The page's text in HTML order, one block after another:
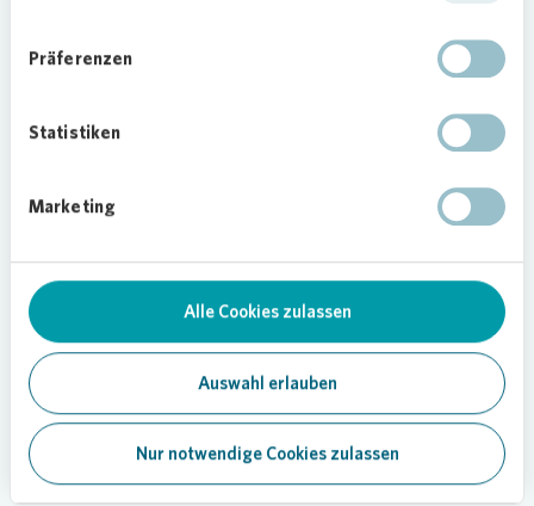
Präferenzen
Statistiken
Marketing
Alle Cookies zulassen
Auswahl erlauben
Nur notwendige Cookies zulassen